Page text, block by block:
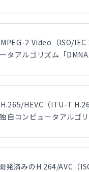
2 Video（ISO/
タアルゴリズム「
HEVC（ITU-T
自コンピュータアルゴ
発済みのH.264/AVC（